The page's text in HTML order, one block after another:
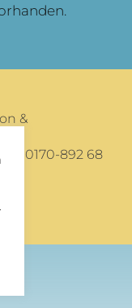
&
0170-892 68